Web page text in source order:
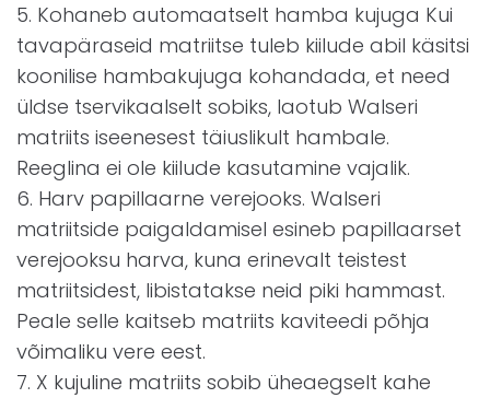
5. Kohaneb automaatselt hamba kujuga Kui
tavapäraseid matriitse tuleb kiilude abil käsitsi
koonilise hambakujuga kohandada, et need
üldse tservikaalselt sobiks, laotub Walseri
matriits iseenesest täiuslikult hambale.
Reeglina ei ole kiilude kasutamine vajalik.
6. Harv papillaarne verejooks. Walseri
matriitside paigaldamisel esineb papillaarset
verejooksu harva, kuna erinevalt teistest
matriitsidest, libistatakse neid piki hammast.
Peale selle kaitseb matriits kaviteedi põhja
võimaliku vere eest.
7. X kujuline matriits sobib üheaegselt kahe